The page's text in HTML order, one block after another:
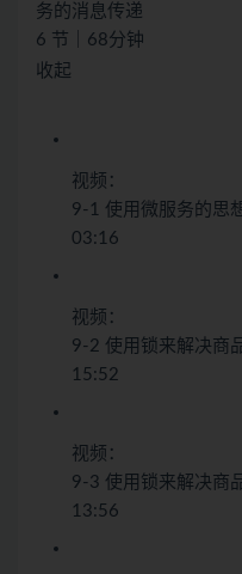
务的消息传递
6 节｜68分钟
收起
视频：
9-1 使用微服务的思
03:16
视频：
9-2 使用锁来解决商
15:52
视频：
9-3 使用锁来解决商
13:56